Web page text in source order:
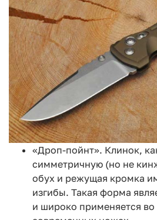
«Дроп-пойнт». Клинок,
симметричную (но не
обух и режущая кромка
изгибы. Такая форма
и широко применяется во